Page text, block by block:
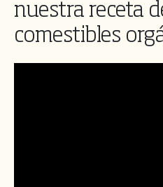
nuestra receta
comestibles